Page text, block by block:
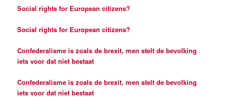
Social rights for European citizens?
Social rights for European citizens?
Confederalisme is zoals de brexit, men stelt de bevolking
iets voor dat niet bestaat
Confederalisme is zoals de brexit, men stelt de bevolking
iets voor dat niet bestaat